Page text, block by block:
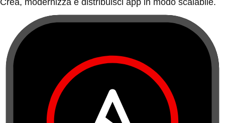
Crea, modernizza e distribuisci app in modo scalabile.